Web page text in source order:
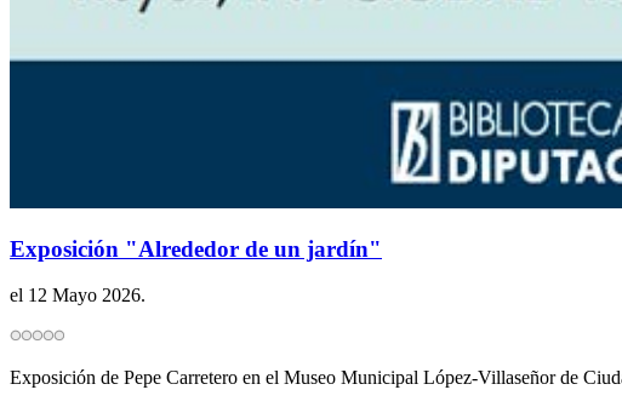
Exposición "Alrededor de un jardín"
el 12 Mayo 2026.
Exposición de Pepe Carretero en el Museo Municipal López-Villaseñor de